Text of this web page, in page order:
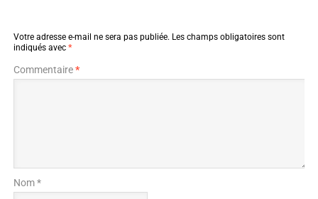
Votre adresse e-mail ne sera pas publiée. Les champs obligatoires sont
indiqués avec *
Commentaire*
Nom *